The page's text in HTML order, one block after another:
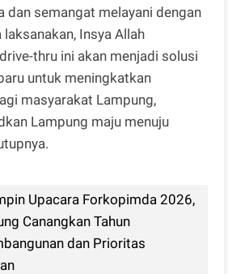
dan semangat melayani dengan
Insya Allah
thru ini akan menjadi solusi
untuk meningkatkan
masyarakat Lampung,
Lampung maju menuju
Upacara Forkopimda 2026,
Canangkan Tahun
dan Prioritas